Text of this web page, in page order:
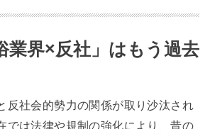
業界×反社」はもう過去
反社会的勢力の関係が取り沙汰され
では法律や規制の強化により、昔の